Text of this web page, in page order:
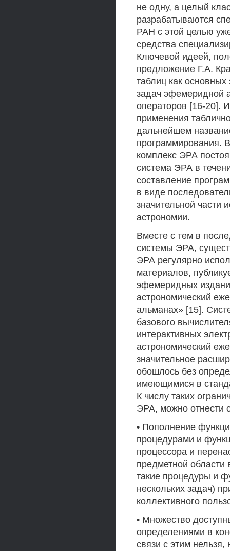
не одну, а целый
разрабатываются
РАН с этой целью
средства
Ключевой идеей,
предложение Г.А.
таблиц как
задач эфемеридной
операторов [16-20].
применения
дальнейшем
программирования.
комплекс ЭРА
система ЭРА в
составление
в виде
значительной части
астрономии.
Вместе с тем в
системы ЭРА,
ЭРА регулярно
материалов,
эфемеридных
астрономический
альманах» [15].
базового
интерактивных
астрономический
значительное
обошлось без
имеющимися в
К числу таких
ЭРА, можно отнести
• Пополнение
процедурами и
процессора и
предметной области
такие процедуры и
нескольких задач)
коллективного
• Множество
определениями в
связи с этим